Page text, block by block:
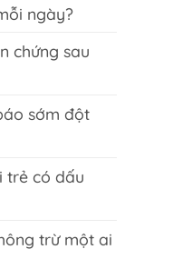
ngày?
chứng sau
sớm đột
trẻ có dấu
trừ một ai